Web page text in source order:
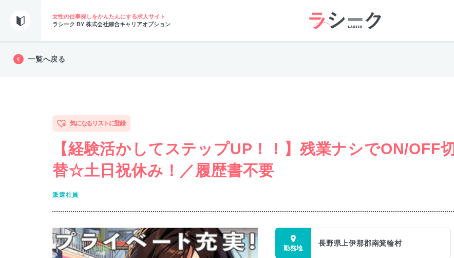
女性の仕事探しをかんたんにする求人サイト
ラシーク BY 株式会社綜合キャリアオプション
一覧へ戻る
気になるリストに登録
【経験活かしてステップUP！！】残業ナシでON/OFF切
替☆土日祝休み！／履歴書不要
派遣社員
長野県上伊那郡南箕輪村